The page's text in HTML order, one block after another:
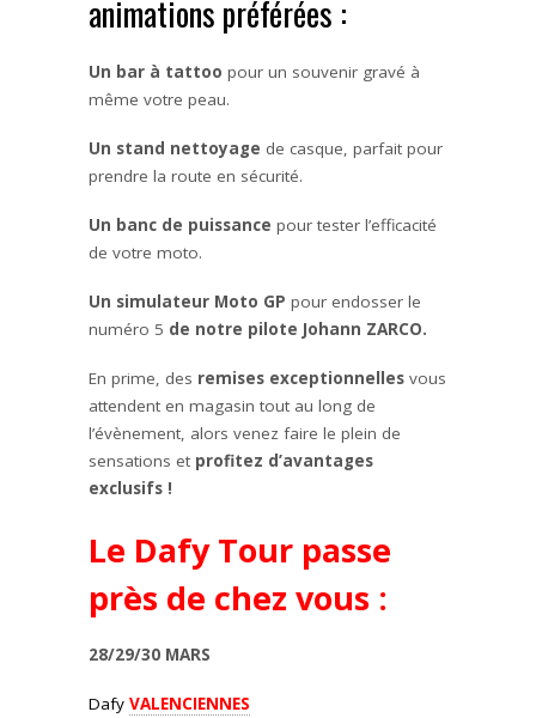
animations préférées :
Un bar à tattoo pour un souvenir gravé à
même votre peau.
Un stand nettoyage de casque, parfait pour
prendre la route en sécurité.
Un banc de puissance pour tester l’efficacité
de votre moto.
Un simulateur Moto GP pour endosser le
numéro 5 de notre pilote Johann ZARCO.
En prime, des remises exceptionnelles vous
attendent en magasin tout au long de
l’évènement, alors venez faire le plein de
sensations et profitez d’avantages
exclusifs !
Le Dafy Tour passe
près de chez vous :
28/29/30 MARS
Dafy VALENCIENNES